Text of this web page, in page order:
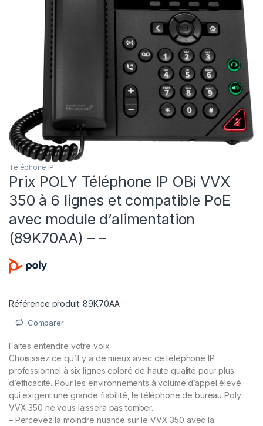
Téléphone IP
Prix POLY Téléphone IP OBi VVX
350 à 6 lignes et compatible PoE
avec module d’alimentation
(89K70AA) – –
Référence produit: 89K70AA
Comparer
Faites entendre votre voix
Choisissez ce qu’il y a de mieux avec ce téléphone IP
professionnel à six lignes coloré de haute qualité pour plus
d’efficacité. Pour les environnements à volume d’appel élevé
qui exigent une grande fiabilité, le téléphone de bureau Poly
VVX 350 ne vous laissera pas tomber.
– Percevez la moindre nuance sur le VVX 350 avec la